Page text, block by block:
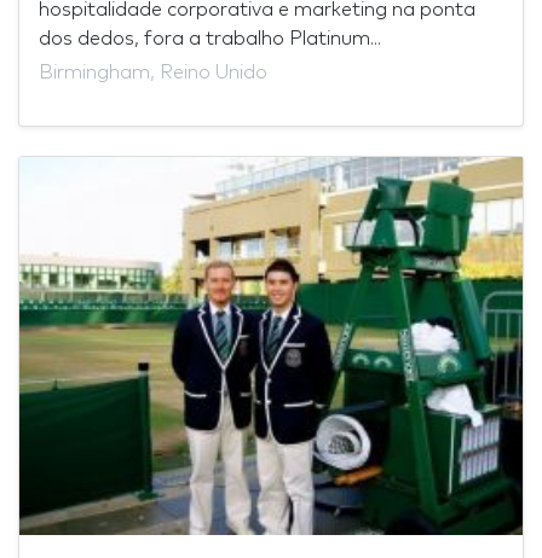
hospitalidade corporativa e marketing na ponta
dos dedos, fora a trabalho Platinum...
Birmingham, Reino Unido